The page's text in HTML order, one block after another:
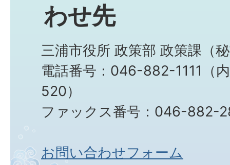
わせ先
三浦市役所 政策部 政策課（
電話番号：046-882-1111（
520）
ファックス番号：046-882-
お問い合わせフォーム